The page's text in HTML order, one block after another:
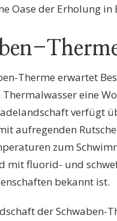
Oase der Erholung in
Therme erwartet
eine
verfügt
aufregenden
zum
mit fluorid- und
bekannt ist.
der Schwaben-